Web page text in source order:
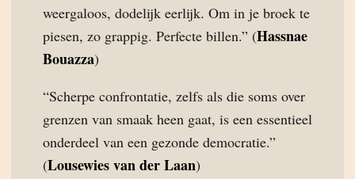
weergaloos, dodelijk eerlijk. Om in je broek te
piesen, zo grappig. Perfecte billen.” (Hassnae
Bouazza)
“Scherpe confrontatie, zelfs als die soms over
grenzen van smaak heen gaat, is een essentieel
onderdeel van een gezonde democratie.”
(Lousewies van der Laan)